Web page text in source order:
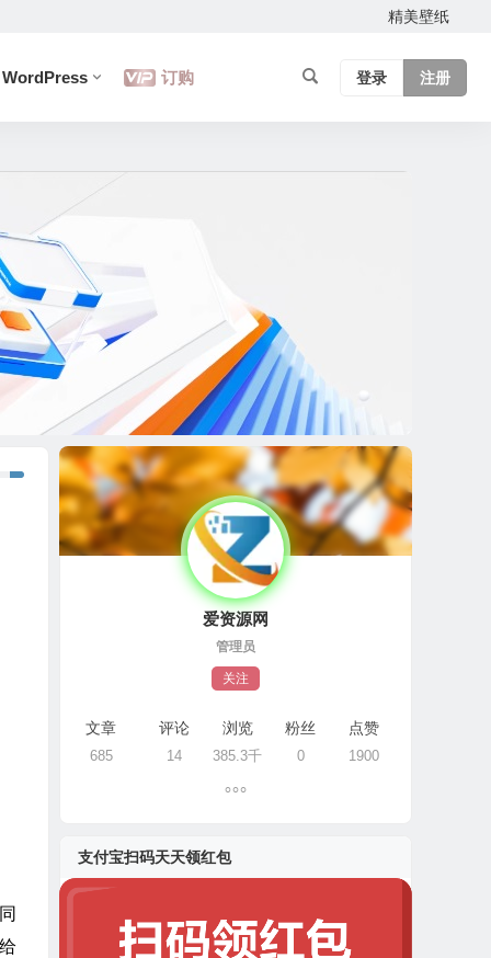
精美壁纸
WordPress 订购 登录 注册
爱资源网
管理员
关注
文章
685
评论
14
浏览
385.3千
粉丝
0
点赞
1900
支付宝扫码天天领红包